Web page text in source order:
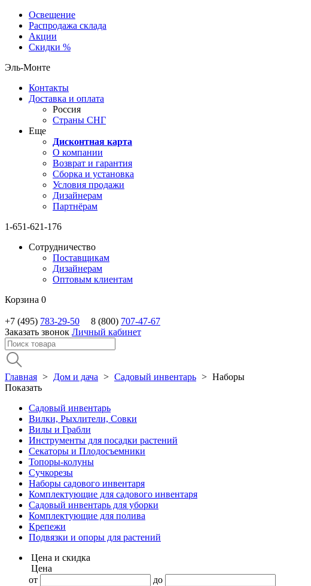
Освещение
Распродажа склада
Акции
Скидки %
Эль-Монте
Контакты
Доставка и оплата
Россия
Страны СНГ
Еще
Дисконтная карта
О компании
Возврат и гарантия
Сборка и установка
Условия продажи
Дизайнерам
Партнёрам
1-651-621-176
Сотрудничество
Поставщикам
Дизайнерам
Оптовым клиентам
Корзина 0
+7 (495) 783-29-50 8 (800) 707-47-67
Заказать звонок Личный кабинет
Главная > Дом и дача > Садовый инвентарь > Наборы
Показать
Садовый инвентарь
Вилки, Рыхлители, Совки
Вилы и Грабли
Инструменты для посадки растений
Секаторы и Плодосъемники
Топоры-колуны
Сучкорезы
Наборы садового инвентаря
Комплектующие для садового инвентаря
Садовый инвентарь для уборки
Комплектующие для полива
Крепежи
Подвязки и опоры для растений
Цена и скидка
Цена
от
до